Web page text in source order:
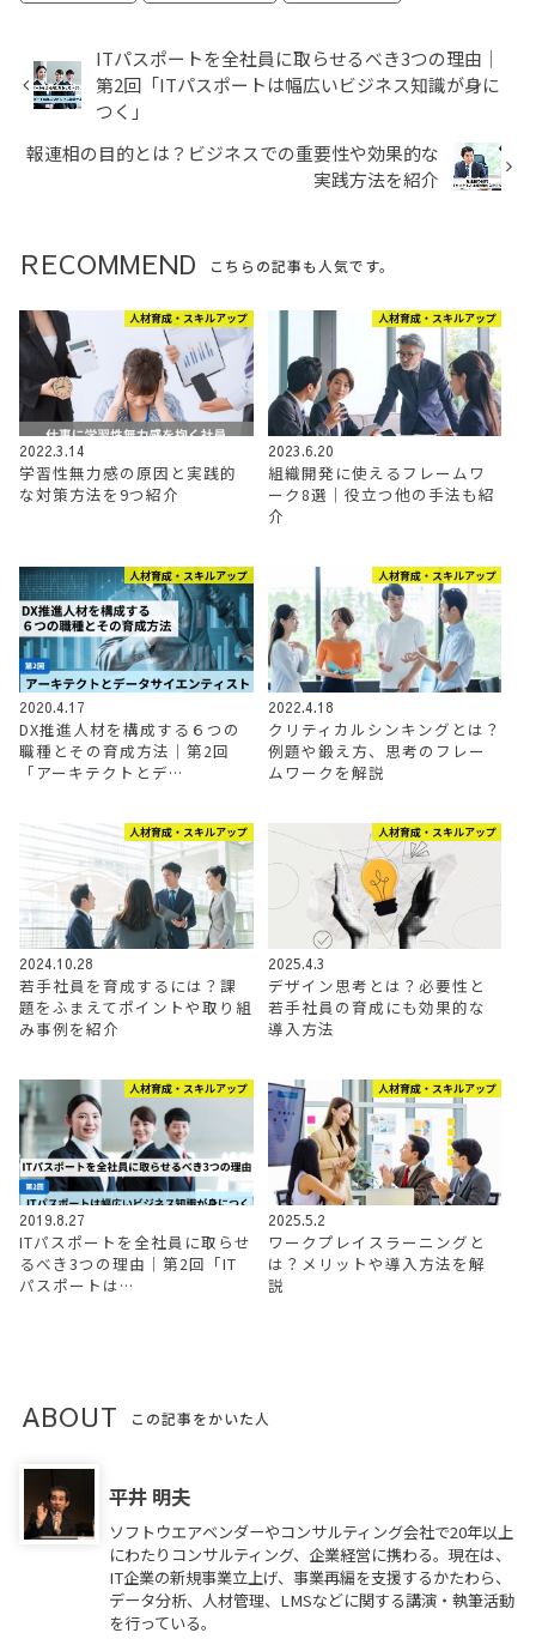
ITパスポートを全社員に取らせるべき3つの理由│
第2回「ITパスポートは幅広いビジネス知識が身に
つく」
報連相の目的とは？ビジネスでの重要性や効果的な
実践方法を紹介
RECOMMEND こちらの記事も人気です。
人材育成・スキルアップ
2022.3.14
学習性無力感の原因と実践的
な対策方法を9つ紹介
人材育成・スキルアップ
2023.6.20
組織開発に使えるフレームワ
ーク8選｜役立つ他の手法も紹
介
人材育成・スキルアップ
2020.4.17
DX推進人材を構成する６つの
職種とその育成方法│第2回
「アーキテクトとデ…
人材育成・スキルアップ
2022.4.18
クリティカルシンキングとは？
例題や鍛え方、思考のフレー
ムワークを解説
人材育成・スキルアップ
2024.10.28
若手社員を育成するには？課
題をふまえてポイントや取り組
み事例を紹介
人材育成・スキルアップ
2025.4.3
デザイン思考とは？必要性と
若手社員の育成にも効果的な
導入方法
人材育成・スキルアップ
2019.8.27
ITパスポートを全社員に取らせ
るべき3つの理由│第2回「IT
パスポートは…
人材育成・スキルアップ
2025.5.2
ワークプレイスラーニングと
は？メリットや導入方法を解
説
ABOUT この記事をかいた人
平井 明夫
ソフトウエアベンダーやコンサルティング会社で20年以上
にわたりコンサルティング、企業経営に携わる。現在は、
IT企業の新規事業立上げ、事業再編を支援するかたわら、
データ分析、人材管理、LMSなどに関する講演・執筆活動
を行っている。